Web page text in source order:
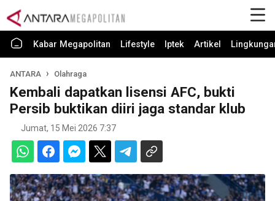
Kabar Megapolitan Lifestyle Iptek Artikel
ANTARA Olahraga
Kembali dapatkan lisensi AFC, bukti
Persib buktikan diiri jaga standar klub
Jumat, 15 Mei 2026 7:37